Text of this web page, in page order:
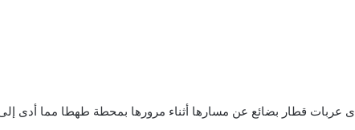
قطار بضائع عن مسارها أثناء مرورها بمحطة طهطا مما أدى